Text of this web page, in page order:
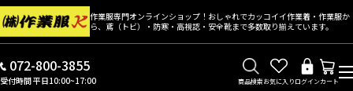
作業服専門オンラインショップ！おしゃれでカッコイイ作業着・作業服か
ら、鳶（トビ）・防寒・高視認・安全靴まで多数取り揃えています。
072-800-3855
受付時間 平日10:00~17:00 商品検索お気に入りログインカート